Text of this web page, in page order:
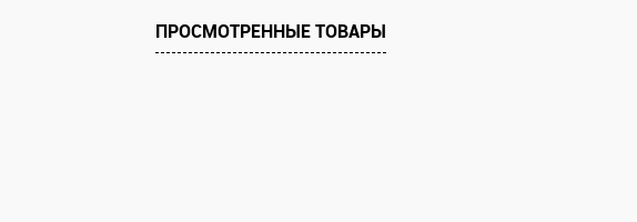
ПРОСМОТРЕННЫЕ ТОВАРЫ